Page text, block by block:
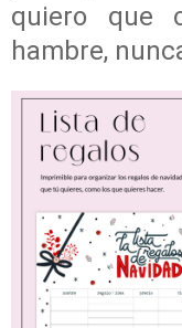
quiero que
hambre,